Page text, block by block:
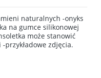
naturalnych -onyks
na gumce silikonowej
może stanowić
zdjęcia.